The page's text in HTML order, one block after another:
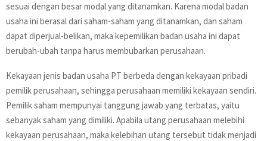
sesuai dengan besar modal yang ditanamkan. Karena modal badan
usaha ini berasal dari saham-saham yang ditanamkan, dan saham
dapat diperjual-belikan, maka kepemilikan badan usaha ini dapat
berubah-ubah tanpa harus membubarkan perusahaan.
Kekayaan jenis badan usaha PT berbeda dengan kekayaan pribadi
pemilik perusahaan, sehingga perusahaan memiliki kekayaan sendiri.
Pemilik saham mempunyai tanggung jawab yang terbatas, yaitu
sebanyak saham yang dimiliki. Apabila utang perusahaan melebihi
kekayaan perusahaan, maka kelebihan utang tersebut tidak menjadi